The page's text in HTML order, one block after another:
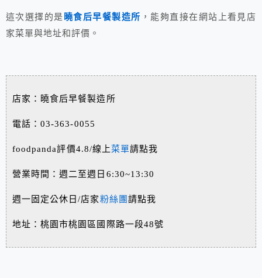
這次選擇的是 曉食后早餐製造所 ，能夠直接在網站上看見店
家菜單與地址和評價。
店家：曉食后早餐製造所
電話：03-363-0055
foodpanda評價4.8/線上菜單請點我
營業時間：週二至週日6:30~13:30
週一固定公休日/店家粉絲團 請點我
地址：桃園市桃園區國際路一段48號